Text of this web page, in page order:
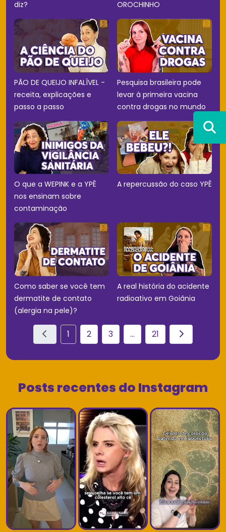
diz? OROCHINHO
PÃO DE QUEIJO INFALÍVEL -
receita, explicações e
passo a passo
Pesquisa brasileira pode
levar à primeira vacina
contra drogas no mundo
O que a WEPINK e a YPÊ
nos ensinam sobre
contaminação
A repercussão do caso YPÊ
Como saber se você tem
dermatite de contato
(alergia na pele)?
A real história do acidente
radioativo em Goiânia
1 2 3 ... 21
Posts recentes do Instagram